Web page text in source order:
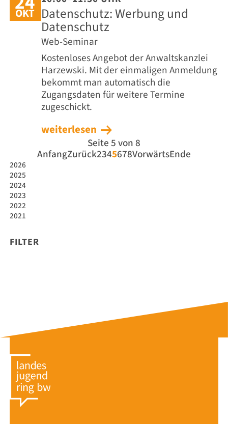
FILTER
2026
2025
2024
2023
2022
2021
OKT Datenschutz: Werbung und
Datenschutz
Web-Seminar
Kostenloses Angebot der Anwaltskanzlei
Harzewski. Mit der einmaligen Anmeldung
bekommt man automatisch die
Zugangsdaten für weitere Termine
zugeschickt.
weiterlesen
Seite 5 von 8
AnfangZurück2345678VorwärtsEnde